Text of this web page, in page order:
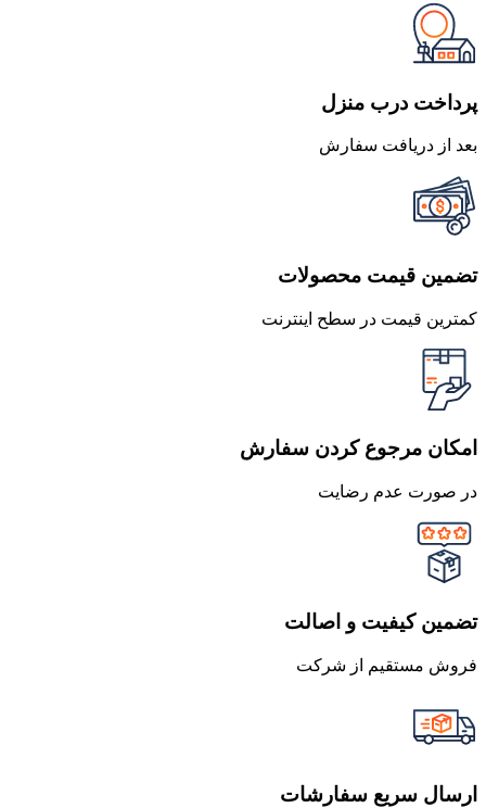
پرداخت درب منزل
بعد از دریافت سفارش
تضمین قیمت محصولات
کمترین قیمت در سطح اینترنت
امکان مرجوع کردن سفارش
در صورت عدم رضایت
تضمین کیفیت و اصالت
فروش مستقیم از شرکت
ارسال سریع سفارشات